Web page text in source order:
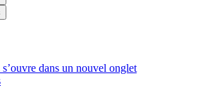
s’ouvre dans un nouvel onglet